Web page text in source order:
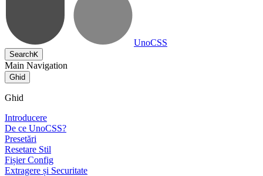
UnoCSS
SearchK
Main Navigation
Ghid
Ghid
Introducere
De ce UnoCSS?
Presetări
Resetare Stil
Fișier Config
Extragere și Securitate